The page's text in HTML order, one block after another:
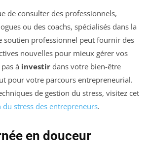
de consulter des professionnels,
ou des coachs, spécialisés dans la
soutien professionnel peut fournir des
nouvelles pour mieux gérer vos
à investir dans votre bien-être
pour votre parcours entrepreneurial.
de gestion du stress, visitez cet
du stress des entrepreneurs.
en douceur